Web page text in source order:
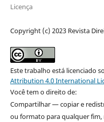
Licença
Copyright (c) 2023 Revista
Este trabalho está licenciado
Attribution 4.0 International
Você tem o direito de:
Compartilhar — copiar e
ou formato para qualquer fim,